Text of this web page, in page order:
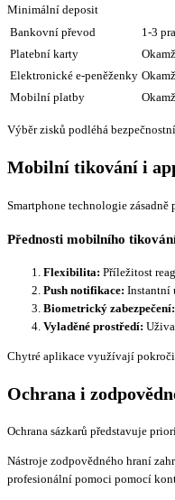
Minimální deposit
Bankovní převod
1-3
Platební karty
Elektronické e-peněženky
Mobilní platby
Výběr zisků podléhá
Mobilní tikování i
Smartphone technologie
Přednosti mobilního
Flexibilita: Příležitost
Push notifikace: Instantní
Biometrický zabezpečení:
Vyladěné prostředí:
Chytré aplikace využívají
Ochrana i
Ochrana sázkarů představuje
Nástroje zodpovědného hraní
profesionální pomoci pomocí